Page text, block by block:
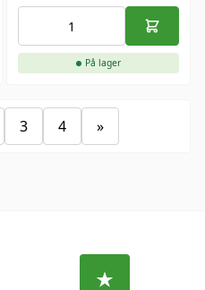
På lager
3 4 »